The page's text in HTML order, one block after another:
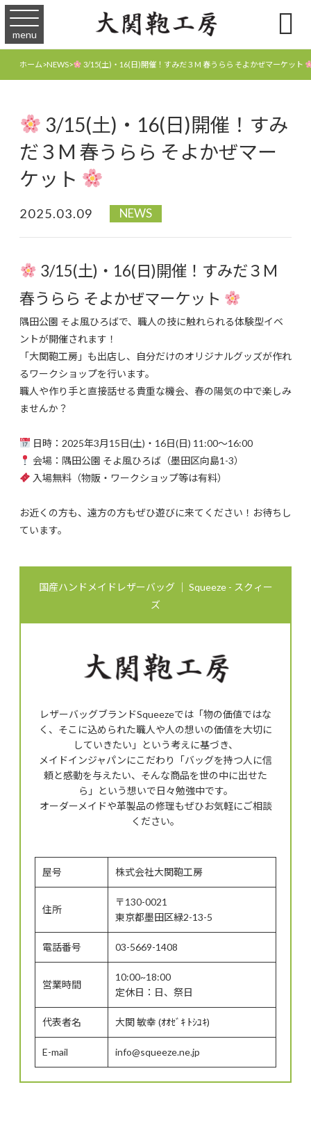
menu 
ホーム>NEWS> 3/15(土)・16(日)開催！すみだ３M 春うらら そよかぜマーケット
3/15(土)・16(日)開催！すみ
だ３M 春うらら そよかぜマー
ケット
2025.03.09 NEWS
3/15(土)・16(日)開催！すみだ３M
春うらら そよかぜマーケット
隅田公園 そよ風ひろばで、職人の技に触れられる体験型イベ
ントが開催されます！
「大関鞄工房」も出店し、自分だけのオリジナルグッズが作れ
るワークショップを行います。
職人や作り手と直接話せる貴重な機会、春の陽気の中で楽しみ
ませんか？
日時：2025年3月15日(土)・16日(日) 11:00～16:00
会場：隅田公園 そよ風ひろば（墨田区向島1-3）
入場無料（物販・ワークショップ等は有料）
お近くの方も、遠方の方もぜひ遊びに来てください！お待ちし
ています。
国産ハンドメイドレザーバッグ ｜ Squeeze - スクィー
ズ
レザーバッグブランドSqueezeでは「物の価値ではな
く、そこに込められた職人や人の想いの価値を大切に
していきたい」という考えに基づき、
メイドインジャパンにこだわり「バッグを持つ人に信
頼と感動を与えたい、そんな商品を世の中に出せた
ら」という想いで日々勉強中です。
オーダーメイドや革製品の修理もぜひお気軽にご相談
ください。
屋号 株式会社大関鞄工房
住所
〒130-0021
東京都墨田区緑2-13-5
電話番号 03-5669-1408
営業時間
10:00~18:00
定休日：日、祭日
代表者名 大関 敏幸 (ｵｵｾﾞｷ ﾄｼﾕｷ)
E-mail info@squeeze.ne.jp